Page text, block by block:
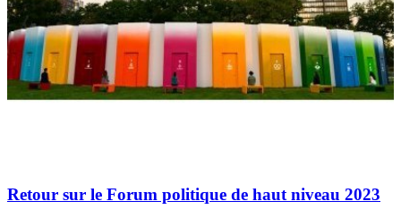
Retour sur le Forum politique de haut niveau 2023